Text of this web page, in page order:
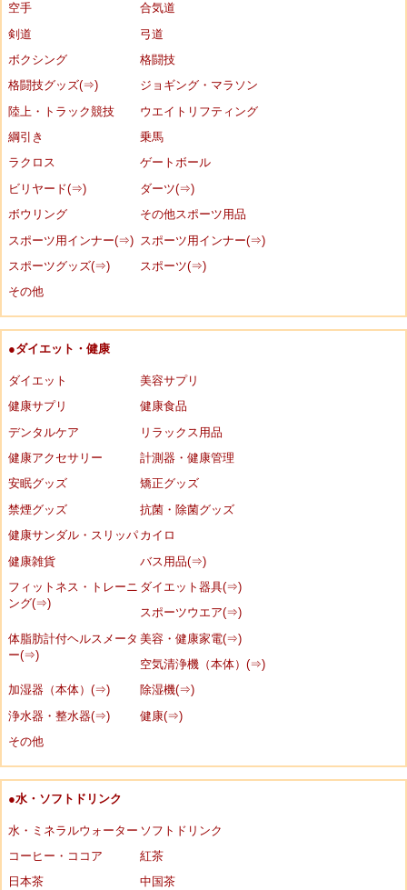
空手
合気道
剣道
弓道
ボクシング
格闘技
格闘技グッズ(⇒)
ジョギング・マラソン
陸上・トラック競技
ウエイトリフティング
綱引き
乗馬
ラクロス
ゲートボール
ビリヤード(⇒)
ダーツ(⇒)
ボウリング
その他スポーツ用品
スポーツ用インナー(⇒)
スポーツ用インナー(⇒)
スポーツグッズ(⇒)
スポーツ(⇒)
その他
●ダイエット・健康
ダイエット
美容サプリ
健康サプリ
健康食品
デンタルケア
リラックス用品
健康アクセサリー
計測器・健康管理
安眠グッズ
矯正グッズ
禁煙グッズ
抗菌・除菌グッズ
健康サンダル・スリッパ カイロ
健康雑貨
バス用品(⇒)
フィットネス・トレーニ
ング(⇒)
ダイエット器具(⇒)
スポーツウエア(⇒)
体脂肪計付ヘルスメータ
ー(⇒)
美容・健康家電(⇒)
空気清浄機（本体）(⇒)
加湿器（本体）(⇒)
除湿機(⇒)
浄水器・整水器(⇒)
健康(⇒)
その他
●水・ソフトドリンク
水・ミネラルウォーター ソフトドリンク
コーヒー・ココア
紅茶
日本茶
中国茶